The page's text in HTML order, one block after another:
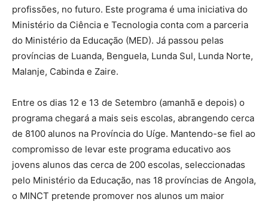
profissões, no futuro. Este programa é uma iniciativa do
Ministério da Ciência e Tecnologia conta com a parceria
do Ministério da Educação (MED). Já passou pelas
províncias de Luanda, Benguela, Lunda Sul, Lunda Norte,
Malanje, Cabinda e Zaire.
Entre os dias 12 e 13 de Setembro (amanhã e depois) o
programa chegará a mais seis escolas, abrangendo cerca
de 8100 alunos na Província do Uíge. Mantendo-se fiel ao
compromisso de levar este programa educativo aos
jovens alunos das cerca de 200 escolas, seleccionadas
pelo Ministério da Educação, nas 18 províncias de Angola,
o MINCT pretende promover nos alunos um maior